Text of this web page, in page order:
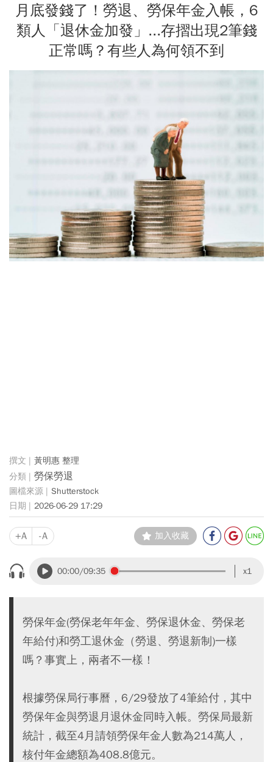
月底發錢了！勞退、勞保年金入帳，6
類人「退休金加發」...存摺出現2筆錢
正常嗎？有些人為何領不到
黃明惠 整理
勞保勞退
Shutterstock
2026-06-29 17:29
+A -A 加入收藏
00:00/09:35 x1
勞保年金(勞保老年年金、勞保退休金、勞保老
年給付)和勞工退休金（勞退、勞退新制)一樣
嗎？事實上，兩者不一樣！
根據勞保局行事曆，6/29發放了4筆給付，其中
勞保年金與勞退月退休金同時入帳。勞保局最新
統計，截至4月請領勞保年金人數為214萬人，
核付年金總額為408.8億元。